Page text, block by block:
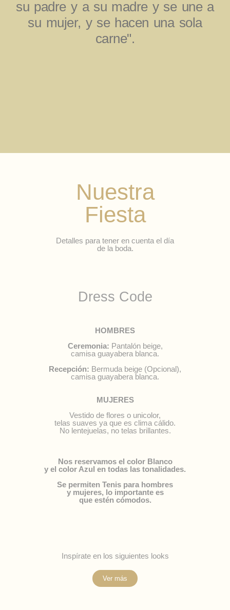
su padre y a su madre y se une a
su mujer, y se hacen una sola
carne".
Nuestra
Fiesta
Detalles para tener en cuenta el día
de la boda.
Dress Code
HOMBRES
Ceremonia: Pantalón beige,
camisa guayabera blanca.
Recepción: Bermuda beige (Opcional),
camisa guayabera blanca.
MUJERES
Vestido de flores o unicolor,
telas suaves ya que es clima cálido.
No lentejuelas, no telas brillantes.
Nos reservamos el color Blanco
y el color Azul en todas las tonalidades.
Se permiten Tenis para hombres
y mujeres, lo importante es
que estén cómodos.
Inspírate en los siguientes looks
Ver más